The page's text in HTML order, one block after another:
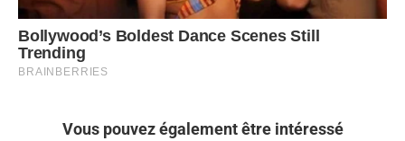
Vous pouvez également être intéressé